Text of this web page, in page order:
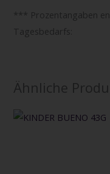
*** Prozentangaben
Tagesbedarfs:
Ähnliche